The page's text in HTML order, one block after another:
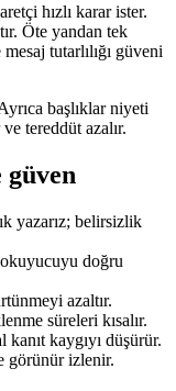
hızlı karar ister.
Öte yandan tek
tutarlılığı güveni
başlıklar niyeti
tereddüt azalır.
güven
yazarız; belirsizlik
doğru
azaltır.
süreleri kısalır.
kaygıyı düşürür.
görünür izlenir.